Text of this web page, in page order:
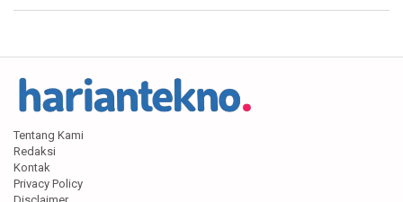
Tentang Kami
Redaksi
Kontak
Privacy Policy